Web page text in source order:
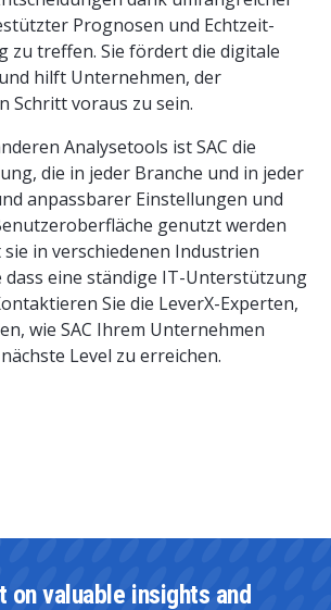
Prognosen und Echtzeit-
zu treffen. Sie fördert die digitale
hilft Unternehmen, der
Schritt voraus zu sein.
Analysetools ist SAC die
die in jeder Branche und in jeder
anpassbarer Einstellungen und
genutzt werden
sie in verschiedenen Industrien
dass eine ständige IT-Unterstützung
Sie die LeverX-Experten,
wie SAC Ihrem Unternehmen
Level zu erreichen.
on valuable insights and